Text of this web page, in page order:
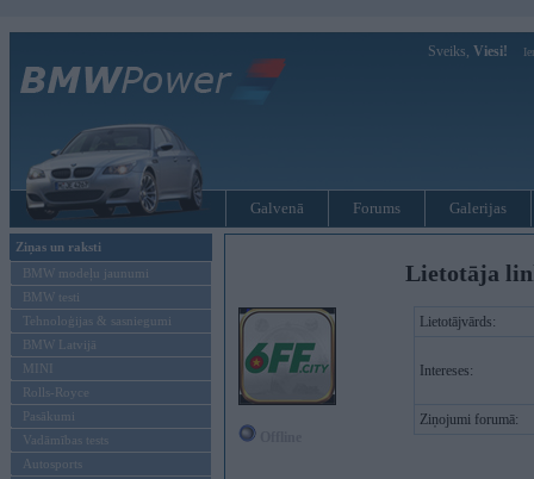
Sveiks, Viesi!
Galvenā Forums Galerijas
Ziņas un raksti
BMW modeļu jaunumi
BMW testi
Tehnoloģijas & sasniegumi
BMW Latvijā
MINI
Rolls-Royce
Pasākumi
Vadāmības tests
Autosports
Lietotāja
Lietotājvārds:
Intereses:
Ziņojumi forumā: